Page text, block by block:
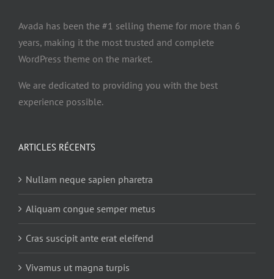
Avada has been the #1 selling theme for more than 6
years, making it the most trusted and complete
WordPress theme on the market.
We are dedicated to providing you with the best
experience possible.
ARTICLES RÉCENTS
Nullam neque sapien pharetra
Aliquam congue semper metus
Cras suscipit ante erat eleifend
Vivamus ut magna turpis